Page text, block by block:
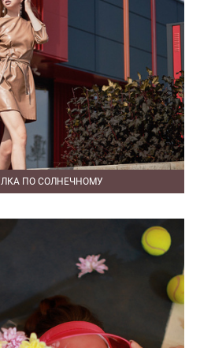
ПО СОЛНЕЧНОМУ